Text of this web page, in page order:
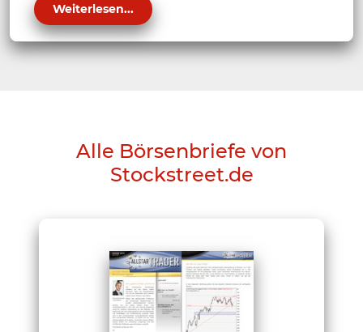
Weiterlesen...
Alle Börsenbriefe von
Stockstreet.de